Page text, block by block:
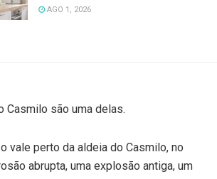
AGO 1, 2026
Casmilo são uma delas.
vale perto da aldeia do Casmilo, no
abrupta, uma explosão antiga, um